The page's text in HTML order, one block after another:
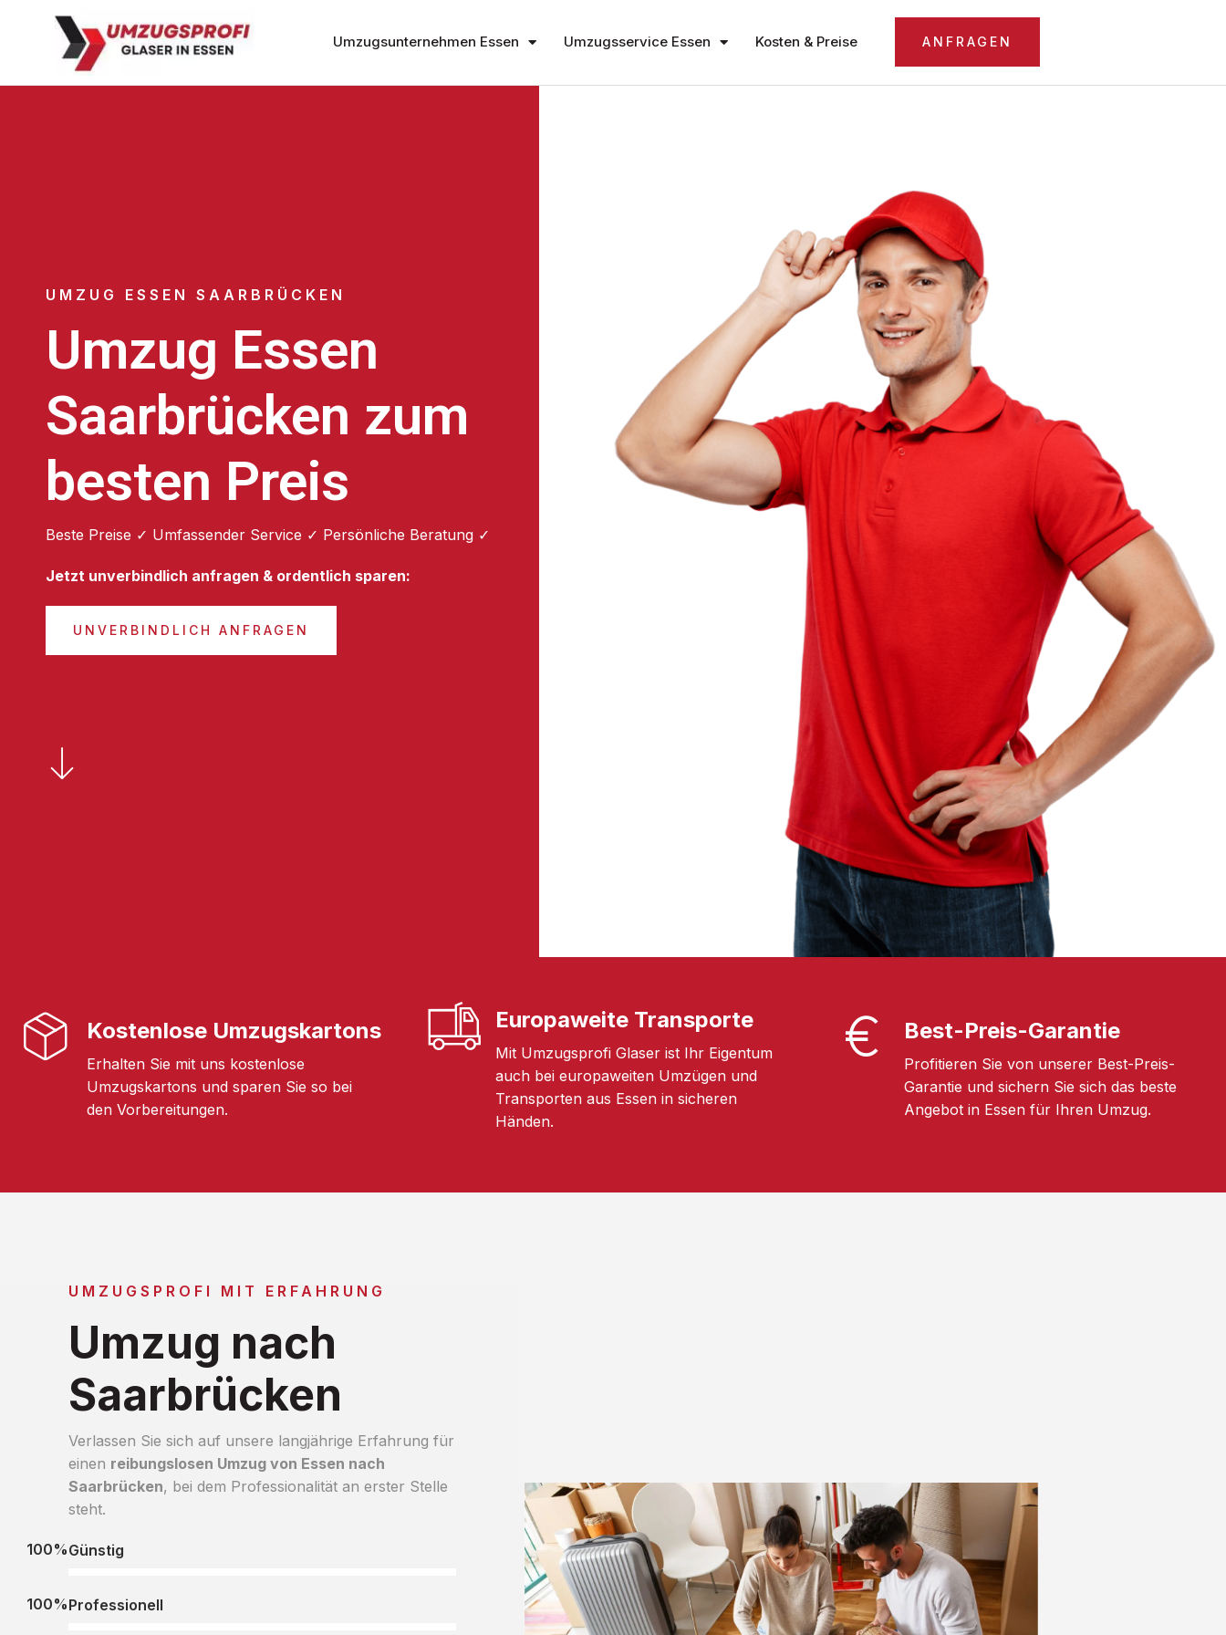
Umzugsunternehmen Essen Umzugsservice Essen Kosten & Preise ANFRAGEN
UMZUG ESSEN SAARBRÜCKEN
Umzug Essen
Saarbrücken zum
besten Preis
Beste Preise ✓ Umfassender Service ✓ Persönliche Beratung ✓
Jetzt unverbindlich anfragen & ordentlich sparen:
UNVERBINDLICH ANFRAGEN
Kostenlose Umzugskartons
Erhalten Sie mit uns kostenlose
Umzugskartons und sparen Sie so bei
den Vorbereitungen.
Europaweite Transporte
Mit Umzugsprofi Glaser ist Ihr Eigentum
auch bei europaweiten Umzügen und
Transporten aus Essen in sicheren
Händen.
Best-Preis-Garantie
Profitieren Sie von unserer Best-Preis-
Garantie und sichern Sie sich das beste
Angebot in Essen für Ihren Umzug.
UMZUGSPROFI MIT ERFAHRUNG
Umzug nach
Saarbrücken
Verlassen Sie sich auf unsere langjährige Erfahrung für
einen reibungslosen Umzug von Essen nach
Saarbrücken, bei dem Professionalität an erster Stelle
steht.
Günstig
100%
Professionell
100%